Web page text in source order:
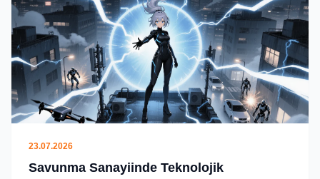
23.07.2026
Savunma Sanayiinde Teknolojik